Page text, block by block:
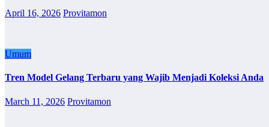
April 16, 2026 Provitamon
Umum
Tren Model Gelang Terbaru yang Wajib Menjadi Koleksi Anda
March 11, 2026 Provitamon